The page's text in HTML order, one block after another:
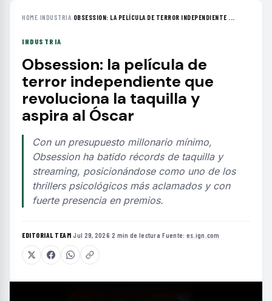
HOME›INDUSTRIA› OBSESSION: LA PELÍCULA DE TERROR INDEPENDIENTE ...
INDUSTRIA
Obsession: la película de
terror independiente que
revoluciona la taquilla y
aspira al Óscar
Con un presupuesto millonario mínimo,
Obsession ha batido récords de taquilla y
streaming, posicionándose como uno de los
thrillers psicológicos más aclamados y con
fuerte presencia en premios.
EDITORIAL TEAM·Jul 29, 2026·2 min de lectura·Fuente: es.ign.com